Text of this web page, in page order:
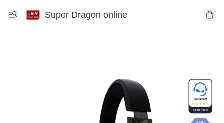
Super Dragon online